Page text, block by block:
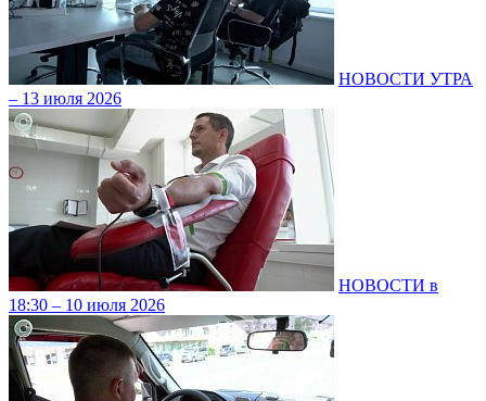
НОВОСТИ УТРА
– 13 июля 2026
НОВОСТИ в
18:30 – 10 июля 2026